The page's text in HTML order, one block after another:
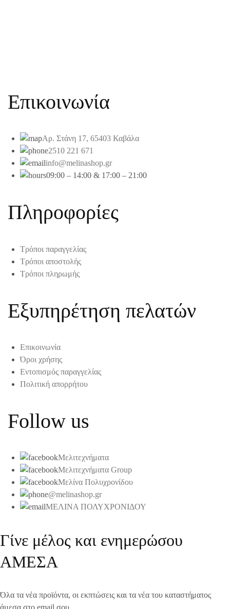
Επικοινωνία
Αρ. Στάνη 17, 65403 Καβάλα
2510 221 671
info@melinashop.gr
09:00 – 14:00 & 17:00 – 21:00
Πληροφορίες
Τρόποι παραγγελίας
Τρόποι αποστολής
Τρόποι πληρωμής
Εξυπηρέτηση πελατών
Επικοινωνία
Όροι χρήσης
Εντοπισμός παραγγελίας
Πολιτική απορρήτου
Follow us
Μελιτεχνήματα
Μελιτεχνήματα Group
Μελίνα Πολυχρονίδου
@melinashop.gr
ΜΕΛΙΝΑ ΠΟΛΥΧΡΟΝΙΔΟΥ
Γίνε μέλος και ενημερώσου
ΑΜΕΣΑ
Όλα τα νέα προϊόντα, οι εκπτώσεις και τα νέα του καταστήματος